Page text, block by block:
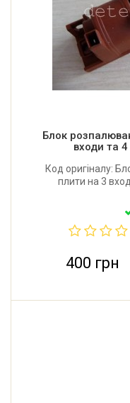
Блок
входи та 4
Код оригіналу:
плити на 3
400 грн